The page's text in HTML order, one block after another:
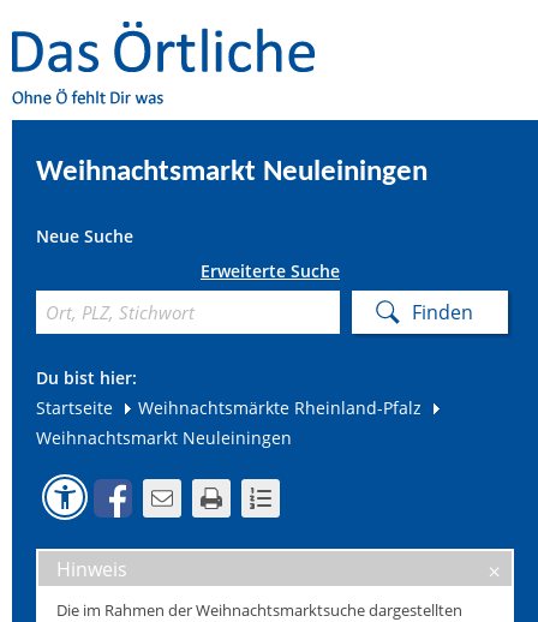
Weihnachtsmarkt Neuleiningen
Neue Suche
Erweiterte Suche
Du bist hier:
Startseite
Weihnachtsmärkte Rheinland-Pfalz
Weihnachtsmarkt Neuleiningen
Hinweis
Die im Rahmen der Weihnachtsmarktsuche dargestellten